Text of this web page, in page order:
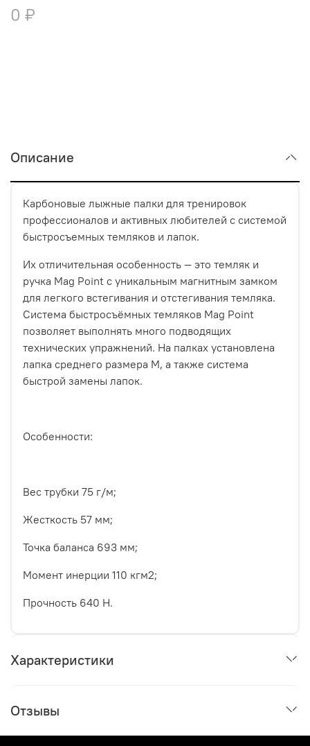
0 ₽
Описание
Карбоновые лыжные палки для тренировок
профессионалов и активных любителей с системой
быстросъемных темляков и лапок.
Их отличительная особенность — это темляк и
ручка Mag Point с уникальным магнитным замком
для легкого встегивания и отстегивания темляка.
Система быстросъёмных темляков Mag Point
позволяет выполнять много подводящих
технических упражнений. На палках установлена
лапка среднего размера M, а также система
быстрой замены лапок.
Особенности:
Вес трубки 75 г/м;
Жесткость 57 мм;
Точка баланса 693 мм;
Момент инерции 110 кгм2;
Прочность 640 Н.
Характеристики
Отзывы